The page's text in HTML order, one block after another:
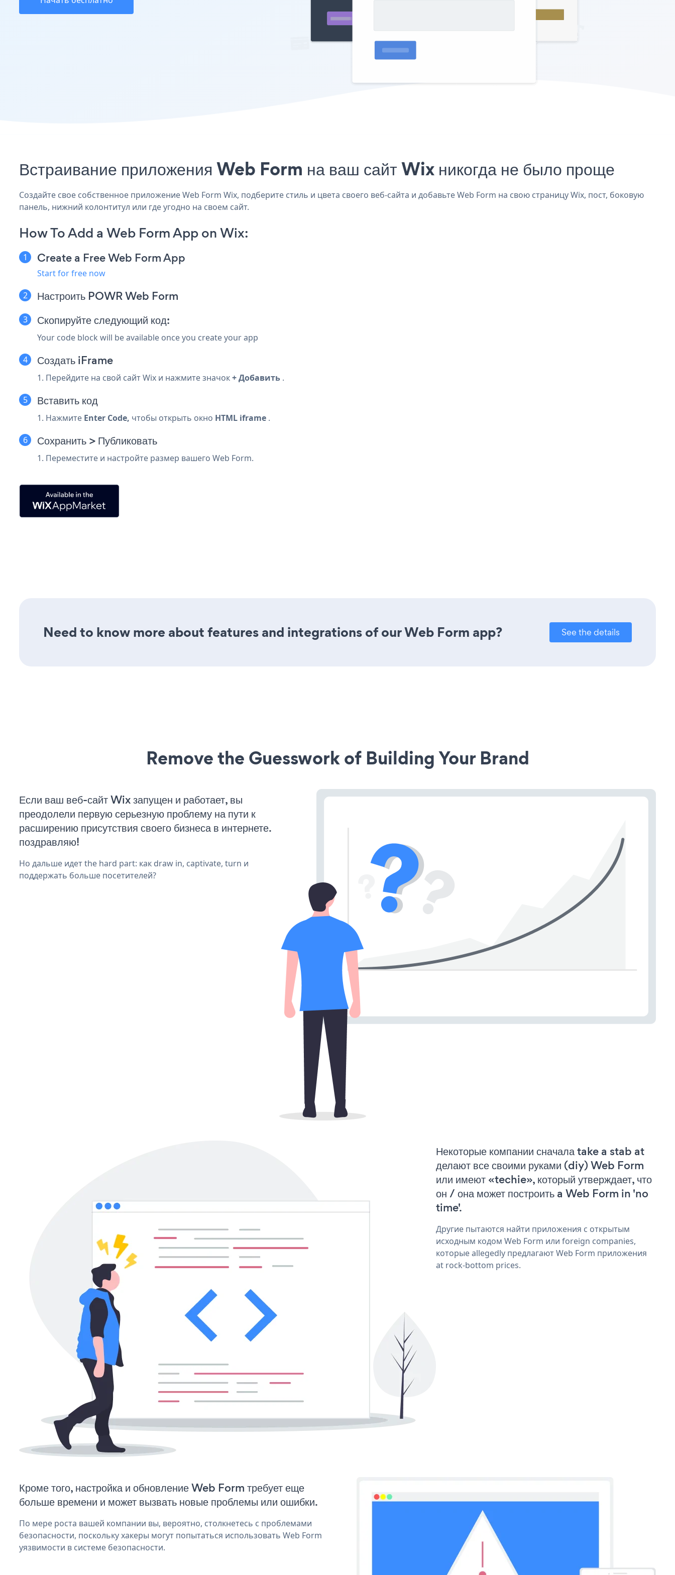
Встраивание приложения Web Form на ваш сайт Wix никогда не было проще
Создайте свое собственное приложение Web Form Wix, подберите стиль и цвета своего веб-сайта и добавьте Web Form на свою страницу Wix, пост, боковую
панель, нижний колонтитул или где угодно на своем сайт.
How To Add a Web Form App on Wix:
Create a Free Web Form App
Start for free now
Настроить POWR Web Form
Скопируйте следующий код:
Your code block will be available once you create your app
Создать iFrame
1. Перейдите на свой сайт Wix и нажмите значок+ Добавить .
Вставить код
1. Нажмите Enter Code, чтобы открыть окно HTML iframe .
Сохранить > Публиковать
1. Переместите и настройте размер вашего Web Form.
Need to know more about features and integrations of our Web Form app? See the details
Remove the Guesswork of Building Your Brand
Если ваш веб-сайт Wix запущен и работает, вы
преодолели первую серьезную проблему на пути к
расширению присутствия своего бизнеса в интернете.
поздравляю!
Но дальше идет the hard part: как draw in, captivate, turn и
поддержать больше посетителей?
Некоторые компании сначала take a stab at
делают все своими руками (diy) Web Form
или имеют «techie», который утверждает, что
он / она может построить a Web Form in 'no
time'.
Другие пытаются найти приложения с открытым
исходным кодом Web Form или foreign companies,
которые allegedly предлагают Web Form приложения
at rock-bottom prices.
Кроме того, настройка и обновление Web Form требует еще
больше времени и может вызвать новые проблемы или ошибки.
По мере роста вашей компании вы, вероятно, столкнетесь с проблемами
безопасности, поскольку хакеры могут попытаться использовать Web Form
уязвимости в системе безопасности.